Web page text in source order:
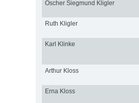
Oscher Siegmund Kligler
Ruth Kligler
Karl Klinke
Arthur Kloss
Erna Kloss